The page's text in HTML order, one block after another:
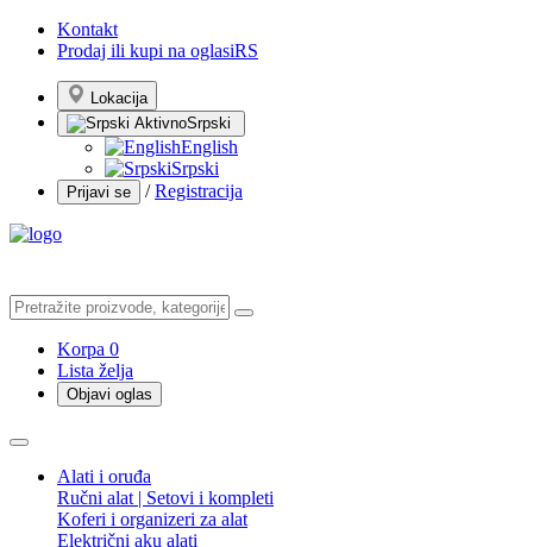
Kontakt
Prodaj ili kupi na oglasiRS
Lokacija
Srpski
English
Srpski
Prijavi se / Registracija
Korpa 0
Lista želja
Objavi oglas
Alati i oruđa
Ručni alat | Setovi i kompleti
Koferi i organizeri za alat
Električni aku alati